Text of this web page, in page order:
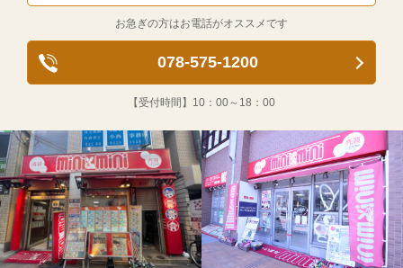
お急ぎの方はお電話がオススメです
078-575-1200
【受付時間】 10：00～18：00